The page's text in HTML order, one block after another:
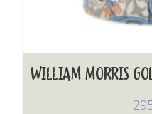
WILLIAM MORRIS